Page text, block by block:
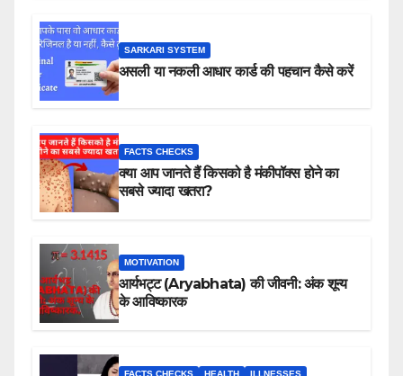
SARKARI SYSTEM
असली या नकली आधार कार्ड की पहचान कैसे करें
FACTS CHECKS
क्या आप जानते हैं किसको है मंकीपॉक्स होने का
सबसे ज्यादा खतरा?
MOTIVATION
आर्यभट्ट (Aryabhata) की जीवनी: अंक शून्य
के आविष्कारक
FACTS CHECKS HEALTH ILLNESSES